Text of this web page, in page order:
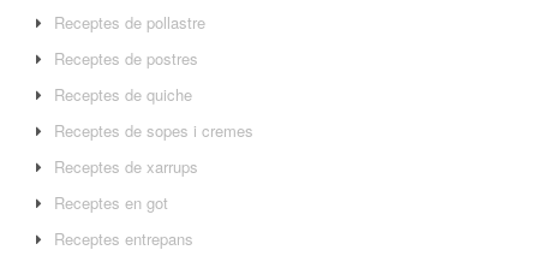
Receptes de pollastre
Receptes de postres
Receptes de quiche
Receptes de sopes i cremes
Receptes de xarrups
Receptes en got
Receptes entrepans